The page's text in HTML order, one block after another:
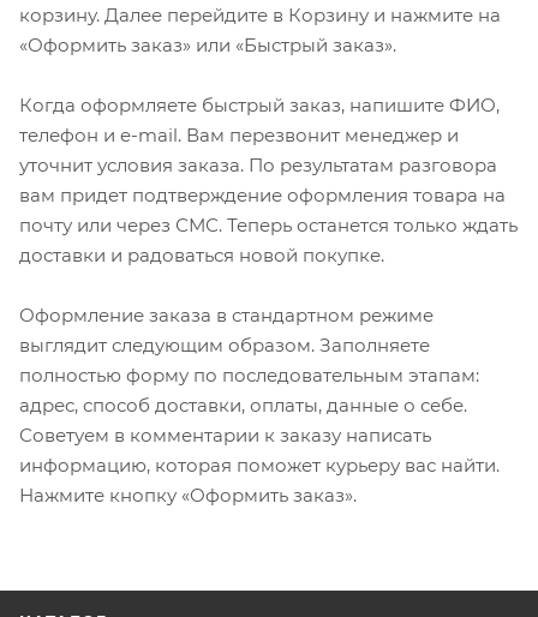
корзину. Далее перейдите в Корзину и нажмите на
«Оформить заказ» или «Быстрый заказ».
Когда оформляете быстрый заказ, напишите ФИО,
телефон и e-mail. Вам перезвонит менеджер и
уточнит условия заказа. По результатам разговора
вам придет подтверждение оформления товара на
почту или через СМС. Теперь останется только ждать
доставки и радоваться новой покупке.
Оформление заказа в стандартном режиме
выглядит следующим образом. Заполняете
полностью форму по последовательным этапам:
адрес, способ доставки, оплаты, данные о себе.
Советуем в комментарии к заказу написать
информацию, которая поможет курьеру вас найти.
Нажмите кнопку «Оформить заказ».